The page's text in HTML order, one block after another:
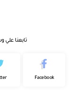
تابعنا علي
Facebook